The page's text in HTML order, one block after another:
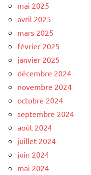
mai 2025
avril 2025
mars 2025
février 2025
janvier 2025
décembre 2024
novembre 2024
octobre 2024
septembre 2024
août 2024
juillet 2024
juin 2024
mai 2024